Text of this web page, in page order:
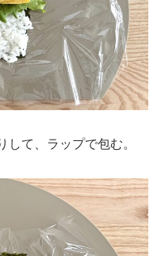
て、ラップで包む。